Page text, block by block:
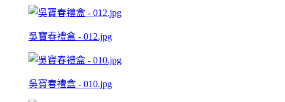
吳寶春禮盒 - 012.jpg
吳寶春禮盒 - 010.jpg